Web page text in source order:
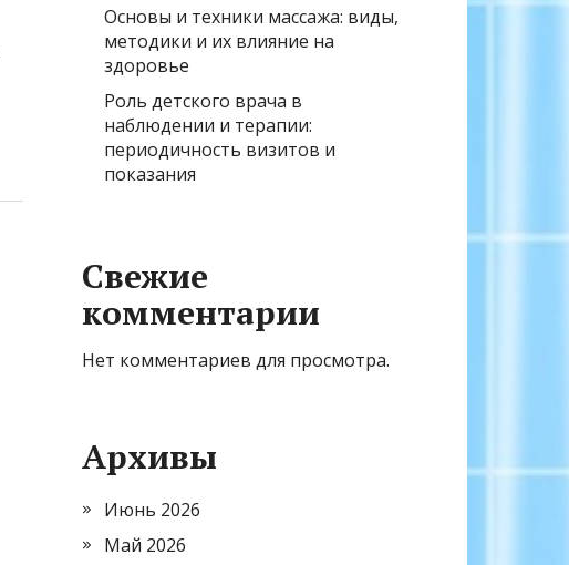
Основы и техники массажа: виды,
методики и их влияние на
здоровье
Роль детского врача в
наблюдении и терапии:
периодичность визитов и
показания
Свежие
комментарии
Нет комментариев для просмотра.
Архивы
Июнь 2026
Май 2026